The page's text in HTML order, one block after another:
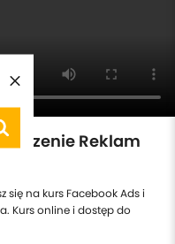
Reklam
się na kurs Facebook Ads i
Kurs online i dostęp do